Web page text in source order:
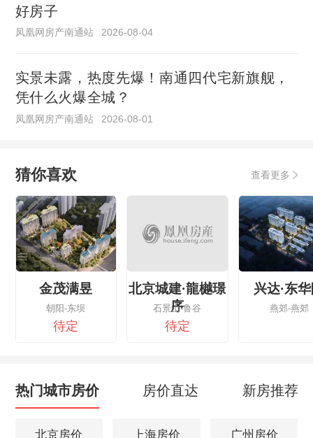
好房子
凤凰网房产南通站 2026-08-04
实景未露，热度先爆！南通四代宅新旗舰，
凭什么火爆全城？
凤凰网房产南通站 2026-08-01
猜你喜欢 查看更多
金茂满昱
朝阳-东坝
待定
北京城建·龍樾璟
序
石景山-鲁谷
待定
兴达·东
燕郊-燕郊
热门城市房价 房价直达 新房推荐
北京房价 上海房价 广州房价